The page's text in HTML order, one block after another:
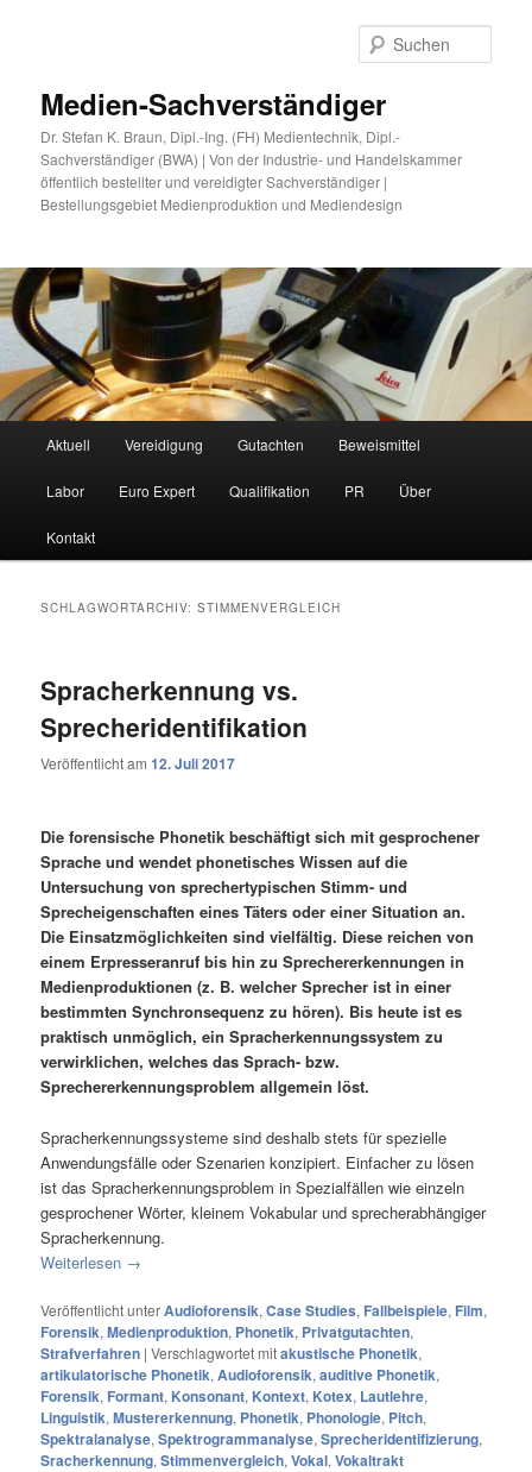
Medien-Sachverständiger
Dr. Stefan K. Braun, Dipl.-Ing. (FH) Medientechnik, Dipl.-
Sachverständiger (BWA) | Von der Industrie- und Handelskammer
öffentlich bestellter und vereidigter Sachverständiger |
Bestellungsgebiet Medienproduktion und Mediendesign
Aktuell Vereidigung Gutachten Beweismittel
Labor Euro Expert Qualifikation PR Über
Kontakt
SCHLAGWORTARCHIV:STIMMENVERGLEICH
Spracherkennung vs.
Sprecheridentifikation
Veröffentlicht am12. Juli 2017
Die forensische Phonetik beschäftigt sich mit gesprochener
Sprache und wendet phonetisches Wissen auf die
Untersuchung von sprechertypischen Stimm- und
Sprecheigenschaften eines Täters oder einer Situation an.
Die Einsatzmöglichkeiten sind vielfältig. Diese reichen von
einem Erpresseranruf bis hin zu Sprechererkennungen in
Medienproduktionen (z. B. welcher Sprecher ist in einer
bestimmten Synchronsequenz zu hören). Bis heute ist es
praktisch unmöglich, ein Spracherkennungssystem zu
verwirklichen, welches das Sprach- bzw.
Sprechererkennungsproblem allgemein löst.
Spracherkennungssysteme sind deshalb stets für spezielle
Anwendungsfälle oder Szenarien konzipiert. Einfacher zu lösen
ist das Spracherkennungsproblem in Spezialfällen wie einzeln
gesprochener Wörter, kleinem Vokabular und sprecherabhängiger
Spracherkennung.
Weiterlesen →
Veröffentlicht unterAudioforensik,Case Studies, Fallbeispiele, Film,
Forensik,Medienproduktion, Phonetik, Privatgutachten,
Strafverfahren |Verschlagwortet mitakustische Phonetik,
artikulatorische Phonetik,Audioforensik,auditive Phonetik,
Forensik, Formant, Konsonant, Kontext, Kotex, Lautlehre,
Linguistik,Mustererkennung, Phonetik, Phonologie, Pitch,
Spektralanalyse,Spektrogrammanalyse,Sprecheridentifizierung,
Sracherkennung,Stimmenvergleich,Vokal,Vokaltrakt